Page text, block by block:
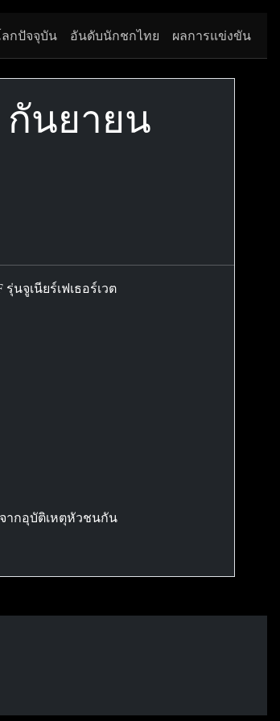
กปัจจุบัน อันดับนักชกไทย ผลการแข่งขัน
กันยายน
จูเนียร์เฟเธอร์เวต
ากอุบัติเหตุหัวชนกัน